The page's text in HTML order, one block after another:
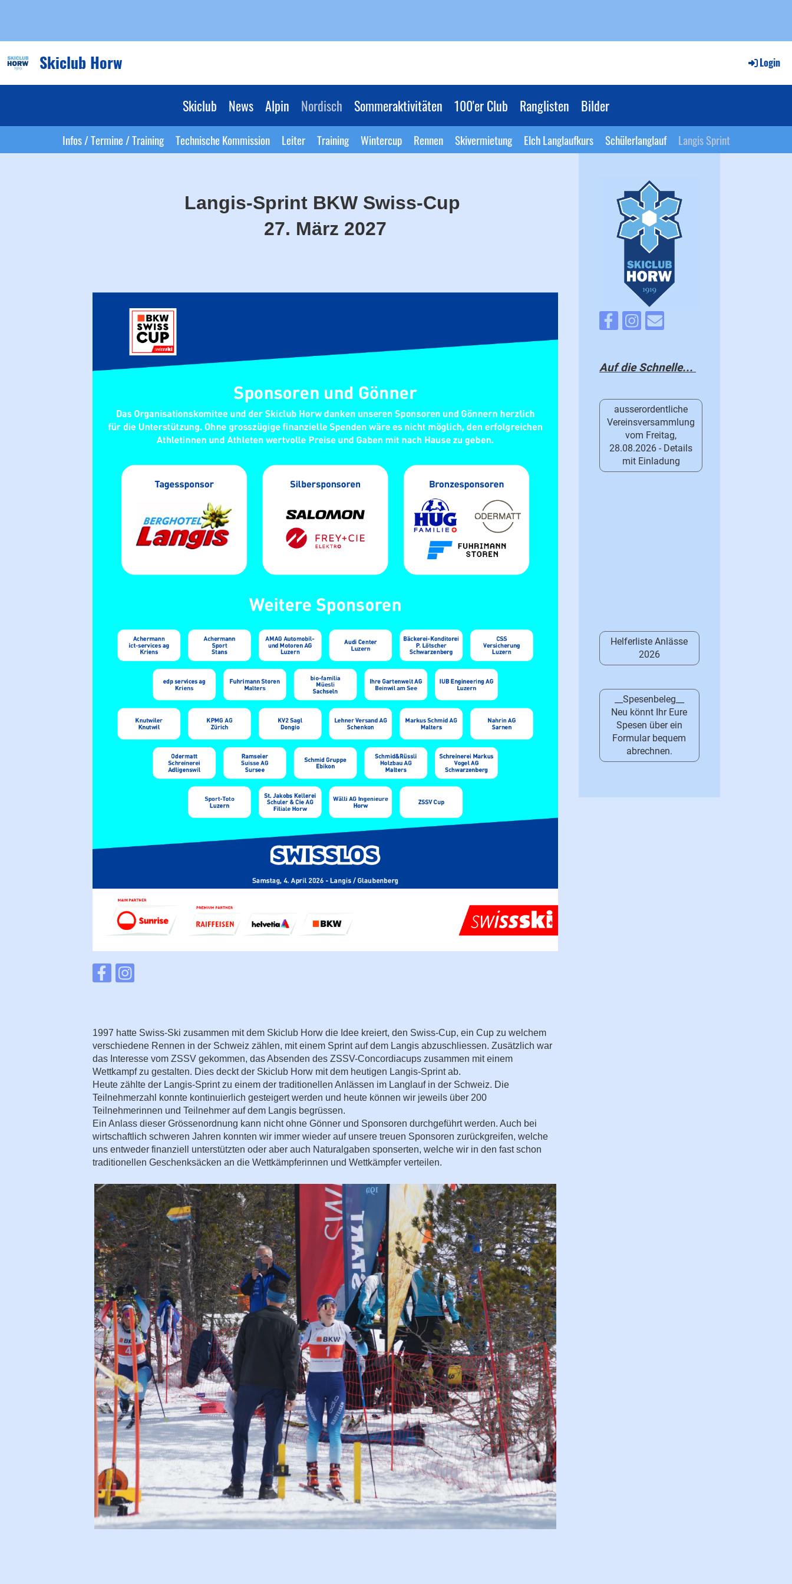
Skiclub Horw Login
Skiclub News Alpin Nordisch Sommeraktivitäten 100'er Club Ranglisten Bilder
Infos / Termine / Training Technische Kommission Leiter Training Wintercup Rennen Skivermietung Elch Langlaufkurs Schülerlanglauf Langis Sprint
Langis-Sprint BKW Swiss-Cup
27. März 2027
1997 hatte Swiss-Ski zusammen mit dem Skiclub Horw die Idee kreiert, den Swiss-Cup, ein Cup zu welchem
verschiedene Rennen in der Schweiz zählen, mit einem Sprint auf dem Langis abzuschliessen. Zusätzlich war
das Interesse vom ZSSV gekommen, das Absenden des ZSSV-Concordiacups zusammen mit einem
Wettkampf zu gestalten. Dies deckt der Skiclub Horw mit dem heutigen Langis-Sprint ab.
Heute zählte der Langis-Sprint zu einem der traditionellen Anlässen im Langlauf in der Schweiz. Die
Teilnehmerzahl konnte kontinuierlich gesteigert werden und heute können wir jeweils über 200
Teilnehmerinnen und Teilnehmer auf dem Langis begrüssen.
Ein Anlass dieser Grössenordnung kann nicht ohne Gönner und Sponsoren durchgeführt werden. Auch bei
wirtschaftlich schweren Jahren konnten wir immer wieder auf unsere treuen Sponsoren zurückgreifen, welche
uns entweder finanziell unterstützten oder aber auch Naturalgaben sponserten, welche wir in den fast schon
traditionellen Geschenksäcken an die Wettkämpferinnen und Wettkämpfer verteilen.
Auf die Schnelle...
ausserordentliche
Vereinsversammlung
vom Freitag,
28.08.2026 - Details
mit Einladung
Helferliste Anlässe
2026
__Spesenbeleg__
Neu könnt Ihr Eure
Spesen über ein
Formular bequem
abrechnen.